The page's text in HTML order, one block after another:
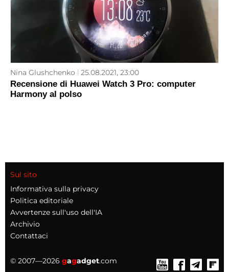
Nina Glushchenko 25.08.2021, 23:00
Recensione di Huawei Watch 3 Pro: computer
Harmony al polso
Sul sito
Informativa sulla privacy
Politica editoriale
Avvertenze sull'uso dell'IA
Archivio
Contattaci
© 2007—2026 gagadget.com